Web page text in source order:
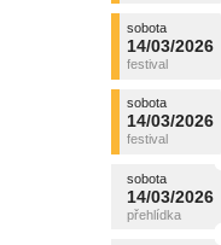
sobota
14/03/2026
sobota
14/03/2026
sobota
14/03/2026
sobota
14/03/2026
sobota
14/03/2026
sobota
14/03/2026